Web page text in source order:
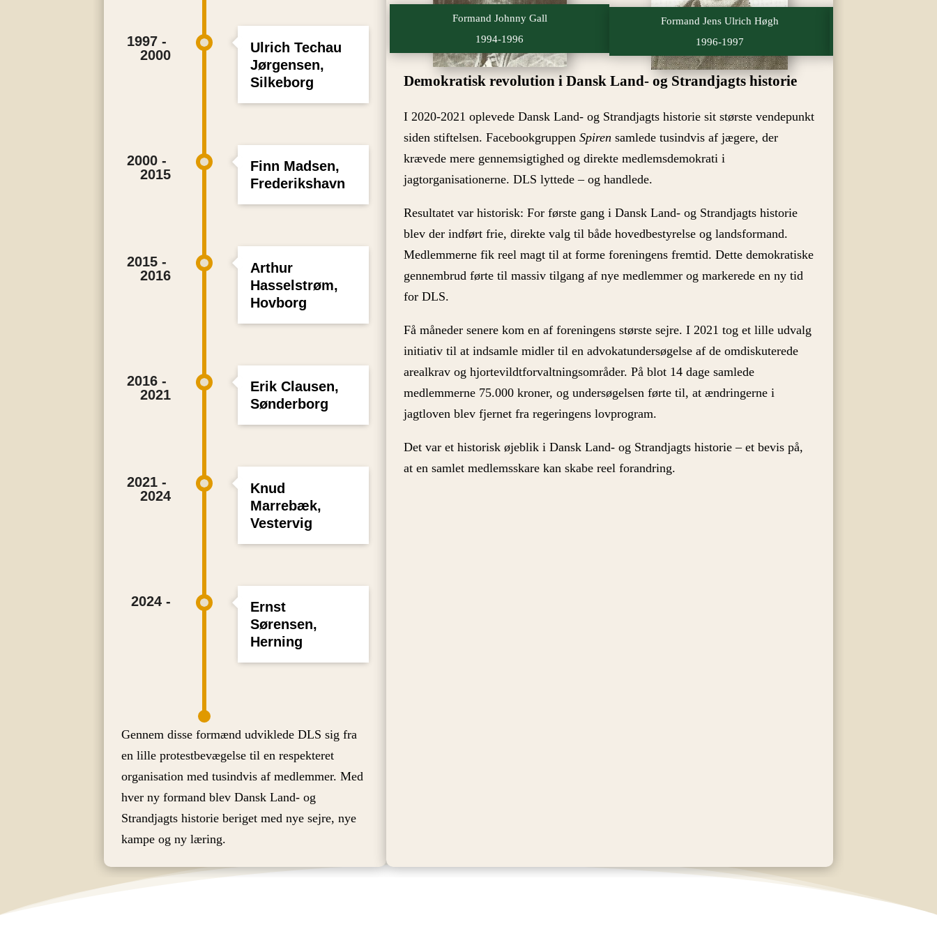
1997 -
2000
Ulrich Techau
Jørgensen,
Silkeborg
2000 -
2015
Finn Madsen,
Frederikshavn
2015 -
2016
Arthur
Hasselstrøm,
Hovborg
2016 -
2021
Erik Clausen,
Sønderborg
2021 -
2024
Knud
Marrebæk,
Vestervig
2024 -
Ernst
Sørensen,
Herning
Gennem disse formænd udviklede DLS sig fra
en lille protestbevægelse til en respekteret
organisation med tusindvis af medlemmer. Med
hver ny formand blev Dansk Land- og
Strandjagts historie beriget med nye sejre, nye
kampe og ny læring.
Formand Johnny Gall
1994-1996
Formand Jens Ulrich Høgh
1996-1997
Demokratisk revolution i Dansk Land- og Strandjagts historie
I 2020-2021 oplevede Dansk Land- og Strandjagts historie sit største vendepunkt
siden stiftelsen. FacebookgruppenSpiren samlede tusindvis af jægere, der
krævede mere gennemsigtighed og direkte medlemsdemokrati i
jagtorganisationerne. DLS lyttede – og handlede.
Resultatet var historisk: For første gang i Dansk Land- og Strandjagts historie
blev der indført frie, direkte valg til både hovedbestyrelse og landsformand.
Medlemmerne fik reel magt til at forme foreningens fremtid. Dette demokratiske
gennembrud førte til massiv tilgang af nye medlemmer og markerede en ny tid
for DLS.
Få måneder senere kom en af foreningens største sejre. I 2021 tog et lille udvalg
initiativ til at indsamle midler til en advokatundersøgelse af de omdiskuterede
arealkrav og hjortevildtforvaltningsområder. På blot 14 dage samlede
medlemmerne 75.000 kroner, og undersøgelsen førte til, at ændringerne i
jagtloven blev fjernet fra regeringens lovprogram.
Det var et historisk øjeblik i Dansk Land- og Strandjagts historie – et bevis på,
at en samlet medlemsskare kan skabe reel forandring.